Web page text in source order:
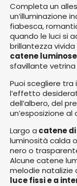
Completa un
un’illuminazione
fiabesca,
quando le luci si
brillantezza
catene luminose
sfavillante vetrina
Puoi scegliere
l’effetto
dell’albero, del
un’esposizione al
Largo a catene
luminosità calda
nero o
Alcune catene
melodie natalizie
luce fissi e a